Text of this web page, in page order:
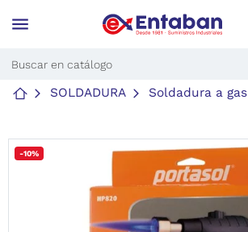
menu
SOLDADURA Soldadura a gas
-10%